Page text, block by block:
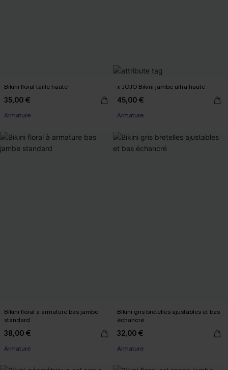
Bikini floral taille haute
35,00 €
Armature
x JOJO Bikini jambe ultra haute
45,00 €
Armature
Bikini floral à armature bas jambe
standard
38,00 €
Armature
Bikini gris bretelles ajustables et bas
échancré
32,00 €
Armature